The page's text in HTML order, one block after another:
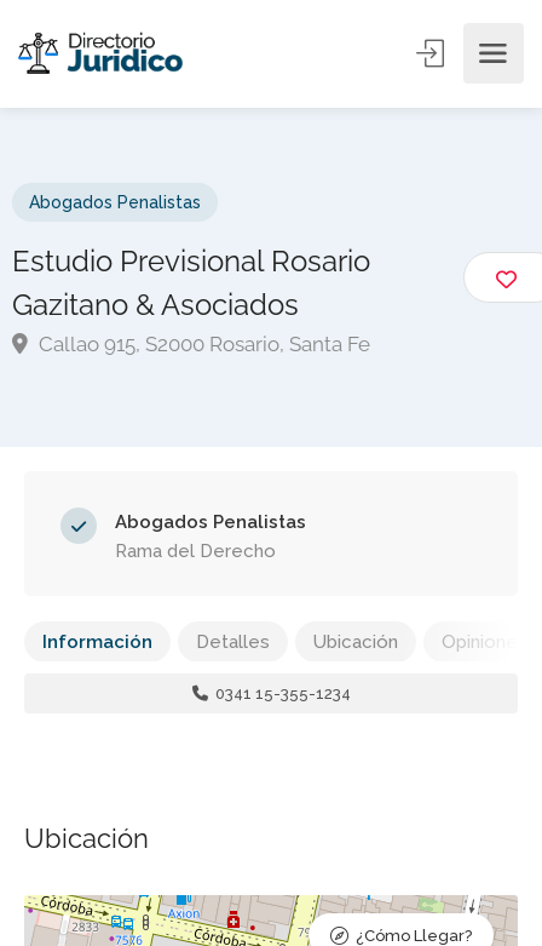
Abogados Penalistas
Estudio Previsional Rosario
Gazitano & Asociados
Callao 915, S2000 Rosario, Santa Fe
Abogados Penalistas
Rama del Derecho
Información Detalles Ubicación Opiniones
0341 15-355-1234
Ubicación
¿Cómo Llegar?